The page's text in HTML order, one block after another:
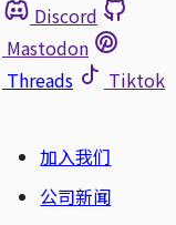
Discord
Mastodon
Threads
Tiktok
加入我们
公司新闻